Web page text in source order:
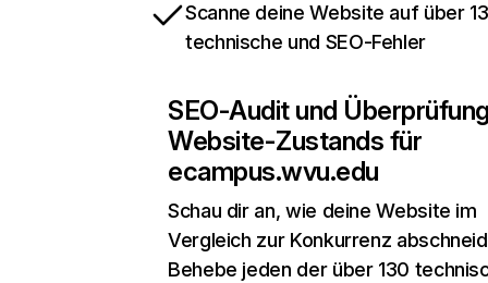
Scanne deine Website auf über
technische und SEO-Fehler
SEO-Audit und
Website-Zustands für
ecampus.wvu.edu
Schau dir an, wie deine Website im
Vergleich zur Konkurrenz
Behebe jeden der über 130